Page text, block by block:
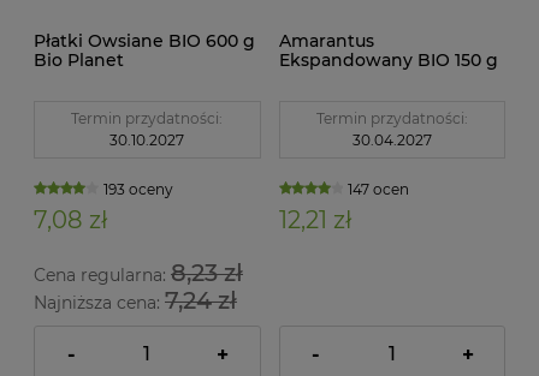
Płatki Owsiane BIO 600 g
Bio Planet
Termin przydatności:
30.10.2027
193 oceny
7,08 zł
Cena regularna: 8,23 zł
Najniższa cena: 7,24 zł
- +
Amarantus
Ekspandowany BIO 150 g
Termin przydatności:
30.04.2027
147 ocen
12,21 zł
- +